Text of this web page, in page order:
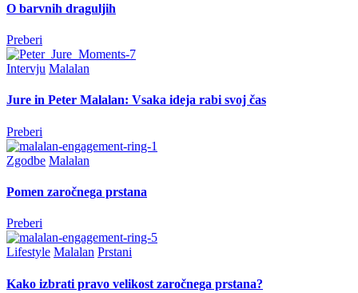
O barvnih draguljih
Preberi
Intervju Malalan
Jure in Peter Malalan: Vsaka ideja rabi svoj čas
Preberi
Zgodbe Malalan
Pomen zaročnega prstana
Preberi
Lifestyle Malalan Prstani
Kako izbrati pravo velikost zaročnega prstana?